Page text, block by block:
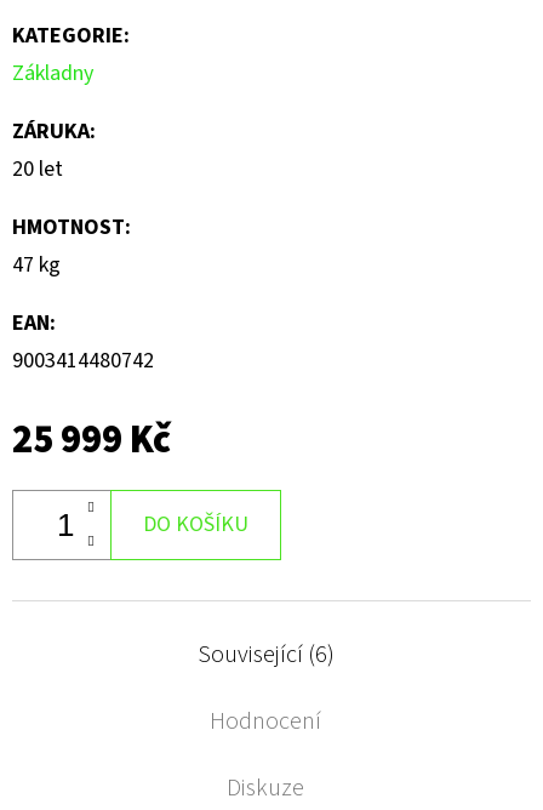
5
hvězdiček.
KATEGORIE:
Základny
ZÁRUKA:
20 let
HMOTNOST:
47 kg
EAN:
9003414480742
25 999 Kč
DO KOŠÍKU
Související (6)
Hodnocení
Diskuze